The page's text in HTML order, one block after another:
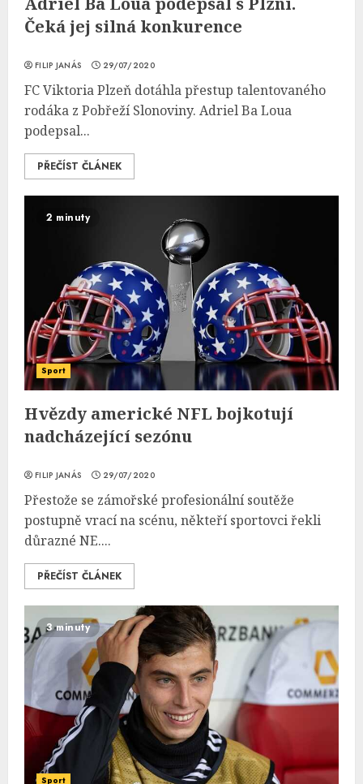
Čeká jej silná konkurence
FILIP JANÁS 29/07/2020
FC Viktoria Plzeň dotáhla přestup talentovaného
rodáka z Pobřeží Slonoviny. Adriel Ba Loua
podepsal...
PŘEČÍST ČLÁNEK
2 minuty
Sport
Hvězdy americké NFL bojkotují
nadcházející sezónu
FILIP JANÁS 29/07/2020
Přestože se zámořské profesionální soutěže
postupně vrací na scénu, někteří sportovci řekli
důrazné NE....
PŘEČÍST ČLÁNEK
3 minuty
Sport